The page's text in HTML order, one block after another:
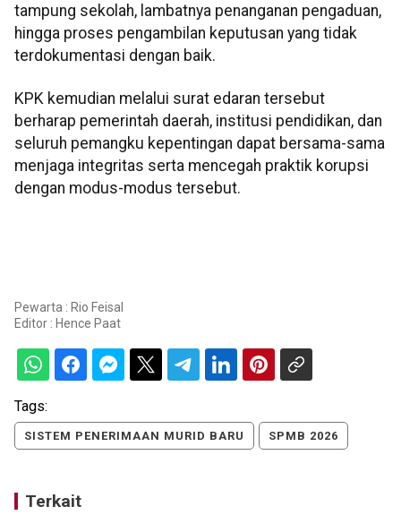
tampung sekolah, lambatnya penanganan pengaduan,
hingga proses pengambilan keputusan yang tidak
terdokumentasi dengan baik.
KPK kemudian melalui surat edaran tersebut
berharap pemerintah daerah, institusi pendidikan, dan
seluruh pemangku kepentingan dapat bersama-sama
menjaga integritas serta mencegah praktik korupsi
dengan modus-modus tersebut.
Pewarta : Rio Feisal
Editor : Hence Paat
Tags:
SISTEM PENERIMAAN MURID BARU SPMB 2026
Terkait